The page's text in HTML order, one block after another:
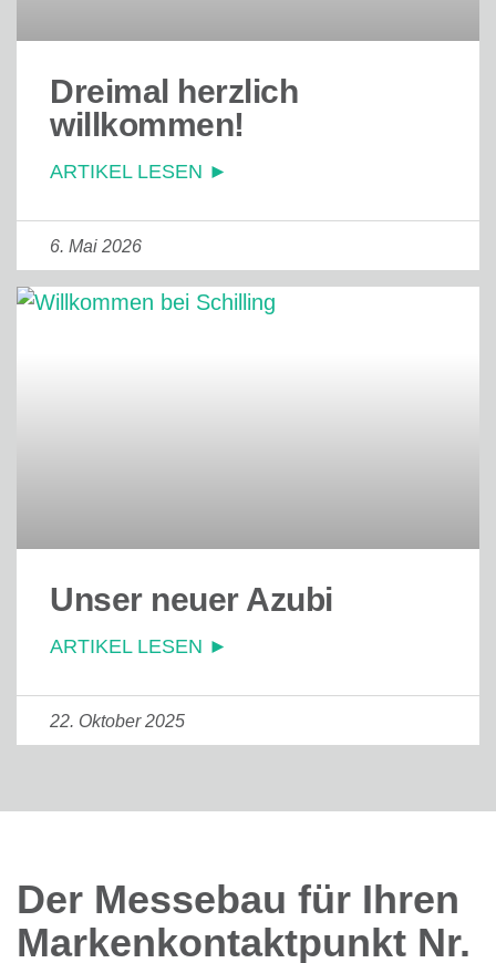
Dreimal herzlich
willkommen!
ARTIKEL LESEN ►
6. Mai 2026
Unser neuer Azubi
ARTIKEL LESEN ►
22. Oktober 2025
Der Messebau für Ihren
Markenkontaktpunkt Nr.